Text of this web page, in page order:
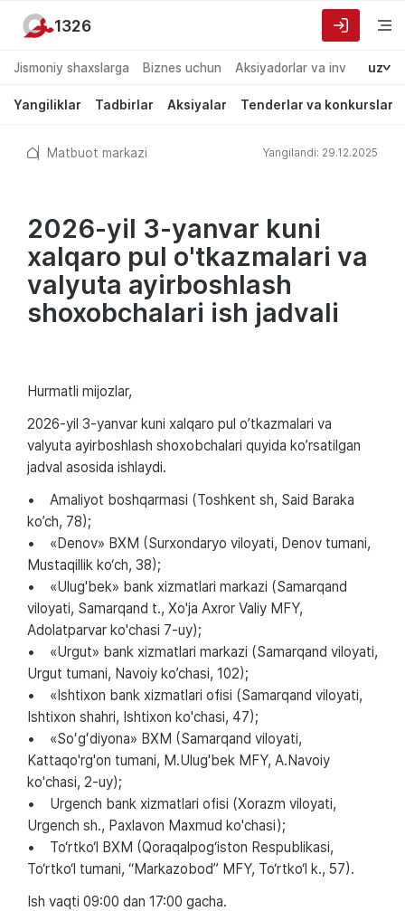
Jismoniy shaxslarga Biznes uchun Aksiyadorlar va investorlarga
uz
Yangiliklar Tadbirlar Aksiyalar Tenderlar va konkurslar
1326
Matbuot markazi Yangilandi: 29.12.2025
2026-yil 3-yanvar kuni
xalqaro pul o'tkazmalari va
valyuta ayirboshlash
shoxobchalari ish jadvali
Hurmatli mijozlar,
2026-yil 3-yanvar kuni xalqaro pul o’tkazmalari va
valyuta ayirboshlash shoxobchalari quyida ko’rsatilgan
jadval asosida ishlaydi.
• Amaliyot boshqarmasi (Toshkent sh, Said Baraka
ko’ch, 78);
• «Denov» BXM (Surxondaryo viloyati, Denov tumani,
Mustaqillik ko‘ch, 38);
• «Ulug'bek» bank xizmatlari markazi (Samarqand
viloyati, Samarqand t., Xo'ja Axror Valiy MFY,
Adolatparvar ko'chasi 7-uy);
• «Urgut» bank xizmatlari markazi (Samarqand viloyati,
Urgut tumani, Navoiy ko’chasi, 102);
• «Ishtixon bank xizmatlari ofisi (Samarqand viloyati,
Ishtixon shahri, Ishtixon ko'chasi, 47);
• «Soʻgʻdiyona» BXM (Samarqand viloyati,
Kattaqo'rg'on tumani, M.Ulug'bek MFY, A.Navoiy
ko'chasi, 2-uy);
• Urgench bank xizmatlari ofisi (Xorazm viloyati,
Urgench sh., Paxlavon Maxmud ko'chasi);
• To‘rtko‘l BXM (Qoraqalpog‘iston Respublikasi,
To‘rtko‘l tumani, “Markazobod” MFY, To‘rtko‘l k., 57).
Ish vaqti 09:00 dan 17:00 gacha.